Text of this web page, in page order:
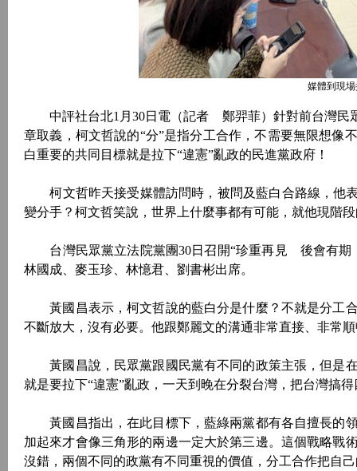
媒體到現
中評社台北1月30日電（記者 鄭羿菲）針對前台灣民眾
章取義，柯文哲說的“分”是指分工合作，不需要無限想像
白重要的共同目標就是拉下“違憲”亂政的民進黨政府！
柯文哲昨天接受媒體訪問時，被問及藍白合路線，他表
變分手？柯文哲笑說，世界上什麼事都有可能，就他現階
台灣民眾黨立法院黨團30日召開“珍重再見 後會有期
林國成、麥玉珍、林憶君、劉書彬出席。
黃國昌表示，柯文哲說的藍白分是什麼？不就是分工
不斷放大，沒有必要。他跟鄭麗文的溝通非常直接、非常
黃國昌說，民眾黨跟國民黨有不同的政策主張，但是
就是要拉下“違憲”亂政，一天到晚在分裂台灣，把台灣搞
黃國昌指出，在此目標下，藍綠兩黨都有各自擅長的
加起來才會像三角形的兩邊一定大於第三邊。這個戰略戰
沒錯，兩個不同的政黨有不同重視的價值，分工合作把自